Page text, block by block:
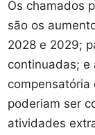
Os chamados
são os
2028 e 2029;
continuadas; e
compensatória
poderiam ser
atividades